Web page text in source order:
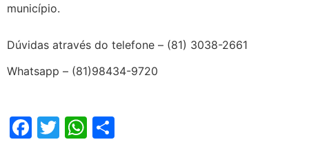
município.
Dúvidas através do telefone – (81) 3038-2661
Whatsapp – (81)98434-9720
Facebook
TwitterWhatsApp